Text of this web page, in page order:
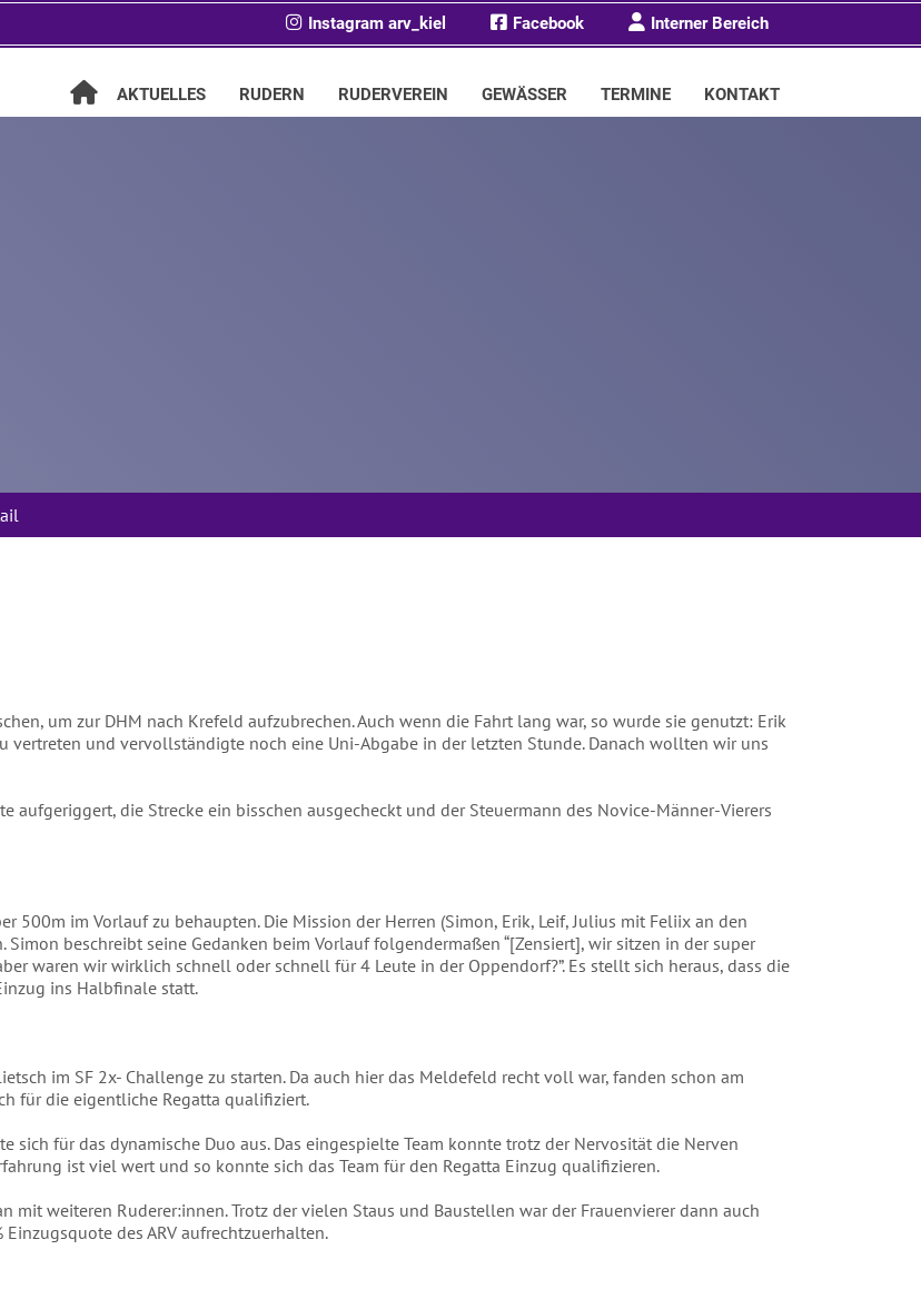
Instagram arv_kiel Facebook Interner Bereich
AKTUELLES RUDERN RUDERVEREIN GEWÄSSER TERMINE KONTAKT
die oben genannte E-
um zur DHM nach Krefeld aufzubrechen. Auch wenn die Fahrt lang war, so wurde sie genutzt: Erik
vertreten und vervollständigte noch eine Uni-Abgabe in der letzten Stunde. Danach wollten wir uns
aufgeriggert, die Strecke ein bisschen ausgecheckt und der Steuermann des Novice-Männer-Vierers
500m im Vorlauf zu behaupten. Die Mission der Herren (Simon, Erik, Leif, Julius mit Feliix an den
beschreibt seine Gedanken beim Vorlauf folgendermaßen “[Zensiert], wir sitzen in der super
waren wir wirklich schnell oder schnell für 4 Leute in der Oppendorf?”. Es stellt sich heraus, dass die
ins Halbfinale statt.
im SF 2x- Challenge zu starten. Da auch hier das Meldefeld recht voll war, fanden schon am
für die eigentliche Regatta qualifiziert.
sich für das dynamische Duo aus. Das eingespielte Team konnte trotz der Nervosität die Nerven
ist viel wert und so konnte sich das Team für den Regatta Einzug qualifizieren.
mit weiteren Ruderer:innen. Trotz der vielen Staus und Baustellen war der Frauenvierer dann auch
des ARV aufrechtzuerhalten.